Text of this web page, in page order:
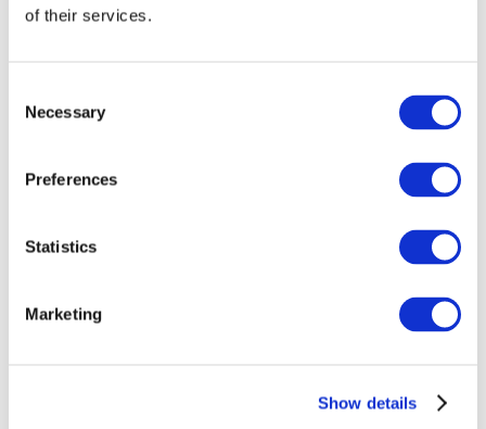
of their services.
Selection
Necessary
Preferences
Statistics
Marketing
Show details